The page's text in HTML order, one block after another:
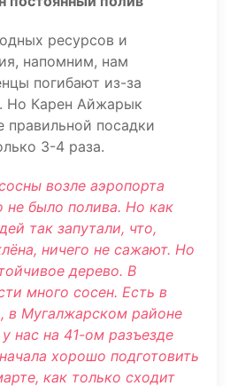
ресурсов и
напомним, нам
погибают из-за
Но Карен Айжарык
правильной посадки
3-4 раза.
возле аэропорта
не было полива. Но как
так запутали, что,
ничего не сажают. Но
дерево. В
много сосен. Есть в
в Мугалжарском районе
нас на 41-ом разъезде
хорошо подготовить
как только сходит